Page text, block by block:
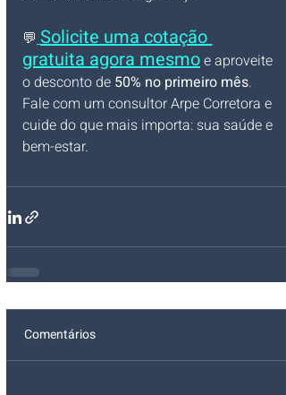
💬 Solicite uma cotação
gratuita agora mesmo e aproveite
o desconto de 50% no primeiro mês.
Fale com um consultor Arpe Corretora e
cuide do que mais importa: sua saúde e
bem-estar.
Comentários